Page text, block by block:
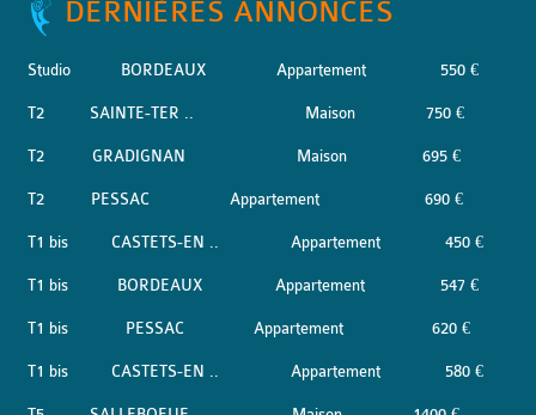
DERNIÈRES ANNONCES
Studio BORDEAUX Appartement 550 €
T2 SAINTE-TER .. Maison 750 €
T2 GRADIGNAN Maison 695 €
T2 PESSAC Appartement 690 €
T1 bis CASTETS-EN .. Appartement 450 €
T1 bis BORDEAUX Appartement 547 €
T1 bis PESSAC Appartement 620 €
T1 bis CASTETS-EN .. Appartement 580 €